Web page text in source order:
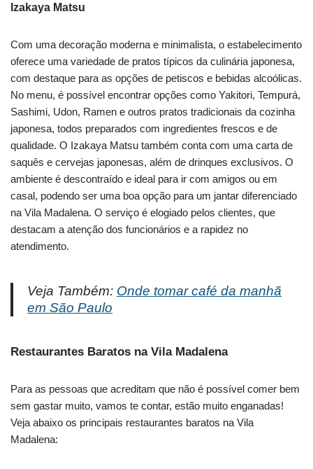
Izakaya Matsu
Com uma decoração moderna e minimalista, o estabelecimento
oferece uma variedade de pratos típicos da culinária japonesa,
com destaque para as opções de petiscos e bebidas alcoólicas.
No menu, é possível encontrar opções como Yakitori, Tempurá,
Sashimi, Udon, Ramen e outros pratos tradicionais da cozinha
japonesa, todos preparados com ingredientes frescos e de
qualidade. O Izakaya Matsu também conta com uma carta de
saquês e cervejas japonesas, além de drinques exclusivos. O
ambiente é descontraído e ideal para ir com amigos ou em
casal, podendo ser uma boa opção para um jantar diferenciado
na Vila Madalena. O serviço é elogiado pelos clientes, que
destacam a atenção dos funcionários e a rapidez no
atendimento.
Veja Também: Onde tomar café da manhã
em São Paulo
Restaurantes Baratos na Vila Madalena
Para as pessoas que acreditam que não é possível comer bem
sem gastar muito, vamos te contar, estão muito enganadas!
Veja abaixo os principais restaurantes baratos na Vila
Madalena: